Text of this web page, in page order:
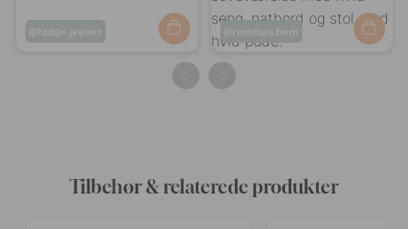
Opslag
huisje.jeanet
Opslag
offentliggjort
raminas.hem
Tilbehør & relaterede produkter